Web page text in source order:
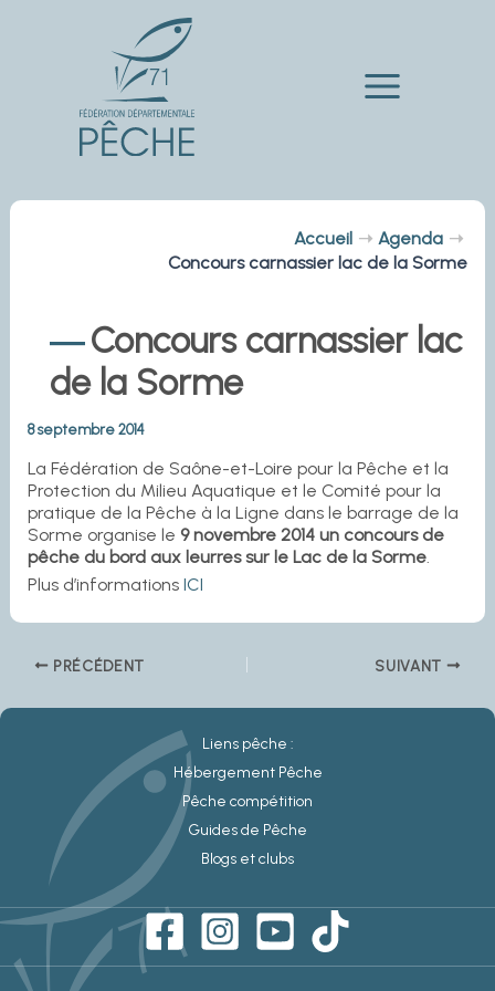
Main
Accueil
Agenda
Concours carnassier lac de la Sorme
Concours carnassier lac
de la Sorme
8 septembre 2014
La Fédération de Saône-et-Loire pour la Pêche et la
Protection du Milieu Aquatique et le Comité pour la
pratique de la Pêche à la Ligne dans le barrage de la
Sorme organise le 9 novembre 2014 un concours de
pêche du bord aux leurres sur le Lac de la Sorme.
Plus d’informations ICI
PRÉCÉDENT SUIVANT
Liens pêche :
Hébergement Pêche
Pêche compétition
Guides de Pêche
Blogs et clubs